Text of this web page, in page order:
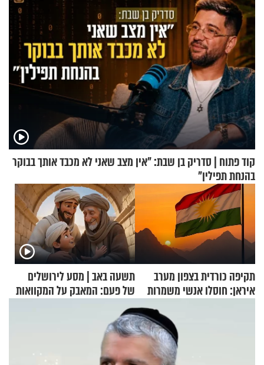
קוד פתוח | סדריק בן שבת: "אין מצב שאני לא מכבד אותך בבוקר
בהנחת תפילין"
תקיפה כורדית בצפון מערב
איראן: חוסלו אנשי משמרות
תשעה באב | מסע לירושלים
של פעם: המאבק על המקוואות